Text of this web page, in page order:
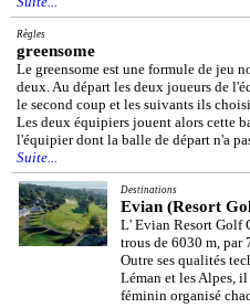
Règles
greensome
Le greensome est une formule de jeu
deux. Au départ les deux joueurs de
le second coup et les suivants ils
Les deux équipiers jouent alors cette
l'équipier dont la balle de départ n'a
Suite...
Destinations
Evian (Resort
L' Evian Resort Golf
trous de 6030 m, par
Outre ses qualités
Léman et les Alpes,
féminin organisé